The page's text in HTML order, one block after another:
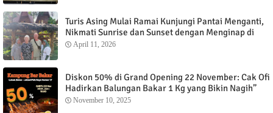
Turis Asing Mulai Ramai Kunjungi Pantai Menganti,
Nikmati Sunrise dan Sunset dengan Menginap di
Menganti Cottage
April 11, 2026
Diskon 50% di Grand Opening 22 November: Cak Ofi
Hadirkan Balungan Bakar 1 Kg yang Bikin Nagih”
November 10, 2025